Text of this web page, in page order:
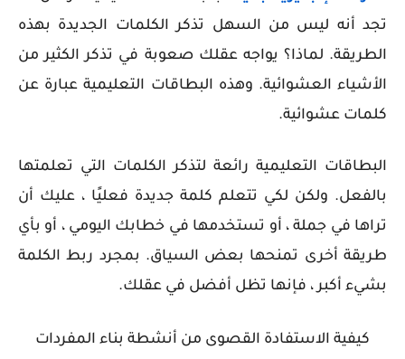
تجد أنه ليس من السهل تذكر الكلمات الجديدة بهذه
الطريقة. لماذا؟ يواجه عقلك صعوبة في تذكر الكثير من
الأشياء العشوائية. وهذه البطاقات التعليمية عبارة عن
كلمات عشوائية.
البطاقات التعليمية رائعة لتذكر الكلمات التي تعلمتها
بالفعل. ولكن لكي تتعلم كلمة جديدة فعليًا ، عليك أن
تراها في جملة ، أو تستخدمها في خطابك اليومي ، أو بأي
طريقة أخرى تمنحها بعض السياق. بمجرد ربط الكلمة
بشيء أكبر ، فإنها تظل أفضل في عقلك.
كيفية الاستفادة القصوى من أنشطة بناء المفردات